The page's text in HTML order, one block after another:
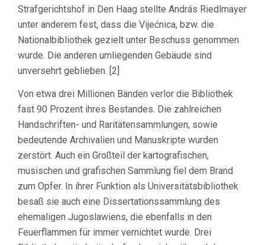
Strafgerichtshof in Den Haag stellte András Riedlmayer
unter anderem fest, dass die Vijećnica, bzw. die
Nationalbibliothek gezielt unter Beschuss genommen
wurde. Die anderen umliegenden Gebäude sind
unversehrt geblieben. [2]
Von etwa drei Millionen Bänden verlor die Bibliothek
fast 90 Prozent ihres Bestandes. Die zahlreichen
Handschriften- und Raritätensammlungen, sowie
bedeutende Archivalien und Manuskripte wurden
zerstört. Auch ein Großteil der kartografischen,
musischen und grafischen Sammlung fiel dem Brand
zum Opfer. In ihrer Funktion als Universitätsbibliothek
besaß sie auch eine Dissertationssammlung des
ehemaligen Jugoslawiens, die ebenfalls in den
Feuerflammen für immer vernichtet wurde. Drei